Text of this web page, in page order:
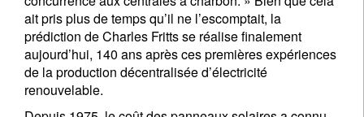
ait pris plus de temps qu’il ne l’escomptait, la
prédiction de Charles Fritts se réalise finalement
aujourd’hui, 140 ans après ces premières expériences
de la production décentralisée d’électricité
renouvelable.